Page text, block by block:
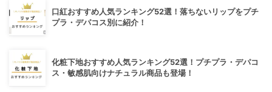
口紅おすすめ人気ランキング52選！落ちないリップをプチ
プラ・デパコス別に紹介！
化粧下地おすすめ人気ランキング52選！プチプラ・デパコ
ス・敏感肌向けナチュラル商品も登場！